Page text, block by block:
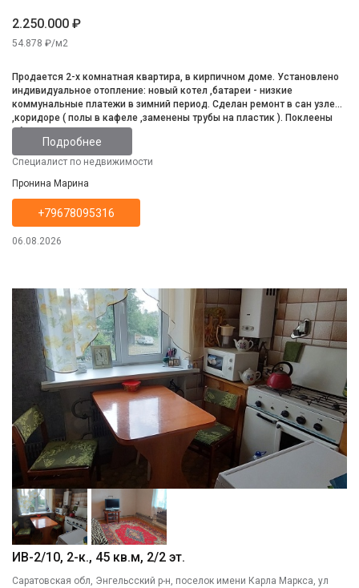
2.250.000 ₽
54.878 ₽/м2
Продается 2-х комнатная квартира, в кирпичном доме. Установлено
индивидуальное отопление: новый котел ,батареи - низкие
коммунальные платежи в зимний период. Сделан ремонт в сан узле
,коридоре ( полы в кафеле ,заменены трубы на пластик ). Поклеены
обои, установлены пластиковые окна . В 2025 году - произведен
качественный ремонт кровли . Ухоженный подъезд, приличные
соседи. Квартира свободна от проживания, нет зарегистрированных
расчёта. Показ по предварительной договорённости. Звоните.
Подробнее
Специалист по недвижимости
Пронина Марина
+79678095316
06.08.2026
ИВ-2/10, 2-к., 45 кв.м, 2/2 эт.
Саратовская обл, Энгельсский р-н, поселок имени Карла Маркса, ул